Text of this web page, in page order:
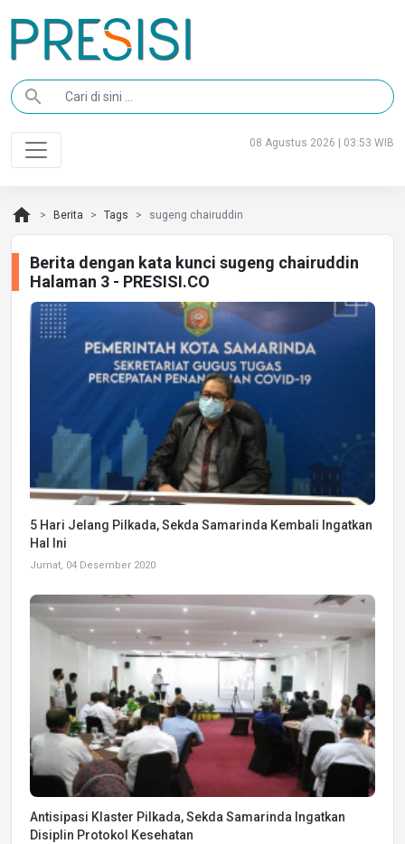
search
08 Agustus 2026 | 03:53 WIB
home Berita Tags sugeng chairuddin
Berita dengan kata kunci sugeng chairuddin
Halaman 3 - PRESISI.CO
5 Hari Jelang Pilkada, Sekda Samarinda Kembali Ingatkan
Hal Ini
Jumat, 04 Desember 2020
Antisipasi Klaster Pilkada, Sekda Samarinda Ingatkan
Disiplin Protokol Kesehatan